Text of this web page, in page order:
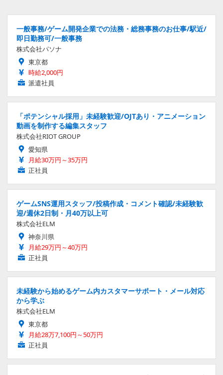
一般事務/ゲーム開発企業での法務・総務事務のお仕事/駅近/
即日勤務可/一般事務
株式会社パソナ
東京都
時給2,000円
派遣社員
「ポテンシャル採用」未経験歓迎/OJTあり・アニメーション
動画を制作する編集スタッフ
株式会社RIOT GROUP
愛知県
月給30万円～35万円
正社員
ゲームSNS運用スタッフ/投稿作成・コメント確認/未経験歓
迎/週休2日制・月40万以上可
株式会社ELM
神奈川県
月給29万円～40万円
正社員
未経験から始めるゲーム内カスタマーサポート・メール対応
から学ぶ
株式会社ELM
東京都
月給28万7,100円～50万円
正社員